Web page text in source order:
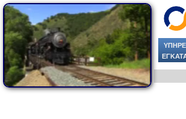
Δωρεάν κλήση του κωδικού